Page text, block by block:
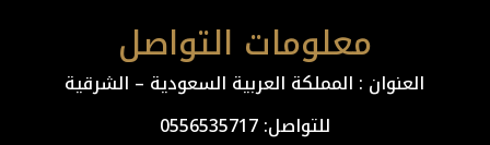
معلومات التواصل
العنوان : المملكة العربية السعودية – الشرقية
للتواصل: ⁦0556535717